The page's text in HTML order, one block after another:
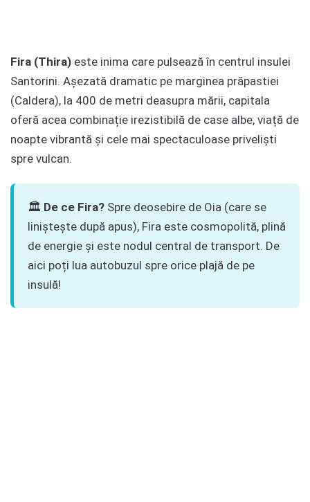
Fira (Thira) este inima care pulsează în centrul insulei
Santorini. Așezată dramatic pe marginea prăpastiei
(Caldera), la 400 de metri deasupra mării, capitala
oferă acea combinație irezistibilă de case albe, viață de
noapte vibrantă și cele mai spectaculoase priveliști
spre vulcan.
🏛️ De ce Fira? Spre deosebire de Oia (care se
liniștește după apus), Fira este cosmopolită, plină
de energie și este nodul central de transport. De
aici poți lua autobuzul spre orice plajă de pe
insulă!